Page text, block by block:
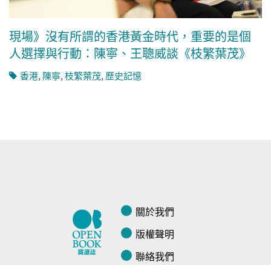
現場》沒有所謂的香港黃金時代，重要的是個
人選擇與行動：陳寧、王聰威談《枝繁葉茂》
香港, 陳寧,枝繁葉茂, 歷史記憶
關於我們
版權聲明
聯絡我們